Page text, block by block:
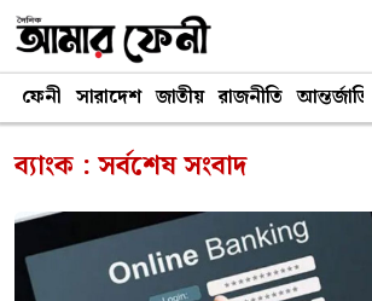
ফেনী সারাদেশ জাতীয় রাজনীতি আন্তর্জাতিক
ব্যাংক : সর্বশেষ সংবাদ